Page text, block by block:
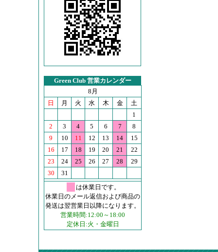
Green Club 営業カレンダー
8月
日
月 火 水 木 金
土
1
2
3 4 5 6 7
8
9
10 11 12 13 14
15
16
17 18 19 20 21
22
23
24 25 26 27 28
29
30
31
は休業日です。
休業日のメール返信および商品の
発送は翌営業日以降になります。
営業時間:12:00～18:00
定休日:火・金曜日